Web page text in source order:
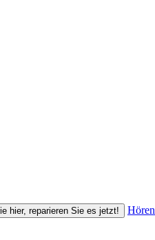
hier, reparieren Sie es jetzt!